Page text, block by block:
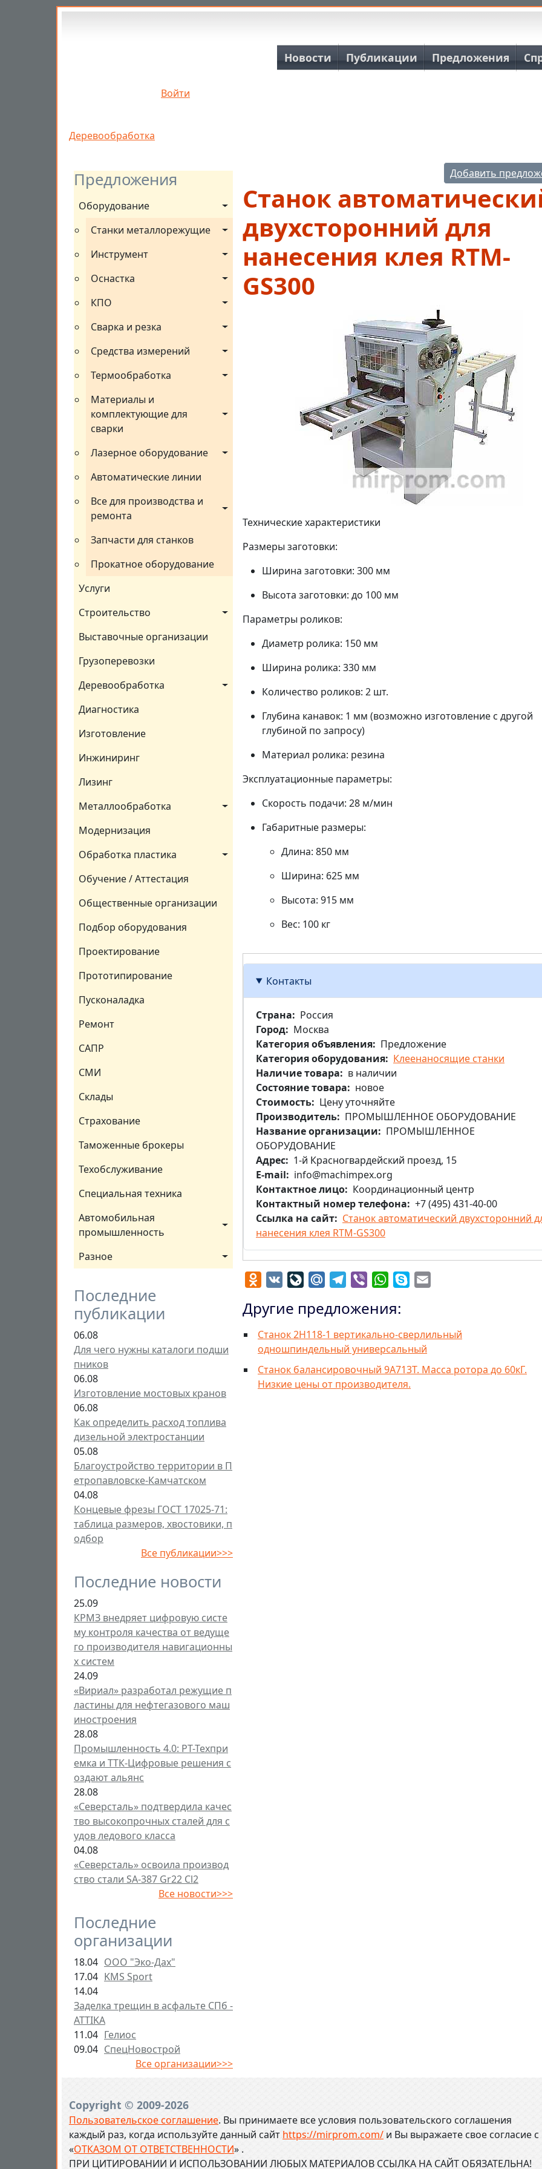
Перейти к основному содержанию
Войти
Основная навигация
Новости Публикации Предложения
Строка навигации
Деревообработка
Предложения
Оборудование
Станки металлорежущие
Инструмент
Оснастка
КПО
Сварка и резка
Средства измерений
Термообработка
Материалы и
комплектующие для
сварки
Лазерное оборудование
Автоматические линии
Все для производства и
ремонта
Запчасти для станков
Прокатное оборудование
Услуги
Строительство
Выставочные организации
Грузоперевозки
Деревообработка
Диагностика
Изготовление
Инжиниринг
Лизинг
Металлообработка
Модернизация
Обработка пластика
Обучение / Аттестация
Общественные организации
Подбор оборудования
Проектирование
Прототипирование
Пусконаладка
Ремонт
САПР
СМИ
Склады
Страхование
Таможенные брокеры
Техобслуживание
Специальная техника
Автомобильная
промышленность
Разное
Последние
публикации
06.08
Для чего нужны каталоги подши
пников
06.08
Изготовление мостовых кранов
06.08
Как определить расход топлива
дизельной электростанции
05.08
Благоустройство территории в П
етропавловске-Камчатском
04.08
Концевые фрезы ГОСТ 17025-71:
таблица размеров, хвостовики, п
одбор
Все публикации>>>
Последние новости
25.09
КРМЗ внедряет цифровую систе
му контроля качества от ведуще
го производителя навигационны
х систем
24.09
«Вириал» разработал режущие п
ластины для нефтегазового маш
иностроения
28.08
Промышленность 4.0: РТ-Техпри
емка и ТТК-Цифровые решения с
оздают альянс
28.08
«Северсталь» подтвердила качес
тво высокопрочных сталей для с
удов ледового класса
04.08
«Северсталь» освоила производ
ство стали SA-387 Gr22 Cl2
Все новости>>>
Последние
организации
18.04 ООО "Эко-Дах"
17.04 KMS Sport
14.04
Заделка трещин в асфальте СПб -
ATTIKA
11.04 Гелиос
09.04 СпецНовострой
Все организации>>>
Добавить
Станок
двухсторонний для
нанесения клея RTM-
GS300
Технические характеристики
Размеры заготовки:
Ширина заготовки: 300 мм
Высота заготовки: до 100 мм
Параметры роликов:
Диаметр ролика: 150 мм
Ширина ролика: 330 мм
Количество роликов: 2 шт.
Глубина канавок: 1 мм (возможно изготовление с другой
глубиной по запросу)
Материал ролика: резина
Эксплуатационные параметры:
Скорость подачи: 28 м/мин
Габаритные размеры:
Длина: 850 мм
Ширина: 625 мм
Высота: 915 мм
Вес: 100 кг
Контакты
Страна
Россия
Город
Москва
Категория объявления
Предложение
Категория оборудования
Клеенаносящие станки
Наличие товара
в наличии
Состояние товара
новое
Стоимость
Цену уточняйте
Производитель
ПРОМЫШЛЕННОЕ ОБОРУДОВАНИЕ
Название организации
ПРОМЫШЛЕННОЕ
ОБОРУДОВАНИЕ
Aдрес
1-й Красногвардейский проезд, 15
E-mail
info@machimpex.org
Контактное лицо
Координационный центр
Контактный номер телефона
+7 (495) 431-40-00
Ссылка на сайт
Станок автоматический двухсторонний
нанесения клея RTM-GS300
Odnoklassniki
VK LiveJournal
Mail.RuTelegram
Viber WhatsApp
Skype
Другие предложения:
Станок 2Н118-1 вертикально-сверлильный
одношпиндельный универсальный
Станок балансировочный 9А713Т. Масса ротора до 60кГ.
Низкие цены от производителя.
Copyright © 2009-2026
Пользовательское соглашение. Вы принимаете все условия пользовательского соглашения
каждый раз, когда используйте данный сайт https://mirprom.com/ и Вы выражаете свое согласие с
«ОТКАЗОМ ОТ ОТВЕТСТВЕННОСТИ» .
ПРИ ЦИТИРОВАНИИ И ИСПОЛЬЗОВАНИИ ЛЮБЫХ МАТЕРИАЛОВ ССЫЛКА НА САЙТ ОБЯЗАТЕЛЬНА!